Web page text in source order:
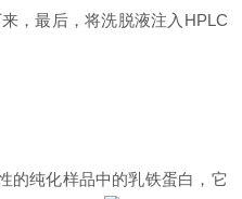
，最后，将洗脱液注入HPLC
的纯化样品中的乳铁蛋白，它